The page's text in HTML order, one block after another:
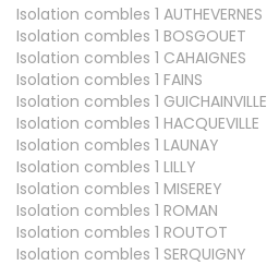
Isolation combles 1 AUTHEVERNES
Isolation combles 1 BOSGOUET
Isolation combles 1 CAHAIGNES
Isolation combles 1 FAINS
Isolation combles 1 GUICHAINVILLE
Isolation combles 1 HACQUEVILLE
Isolation combles 1 LAUNAY
Isolation combles 1 LILLY
Isolation combles 1 MISEREY
Isolation combles 1 ROMAN
Isolation combles 1 ROUTOT
Isolation combles 1 SERQUIGNY